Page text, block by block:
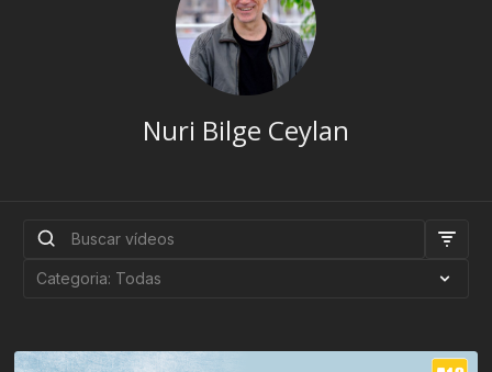
Nuri Bilge Ceylan